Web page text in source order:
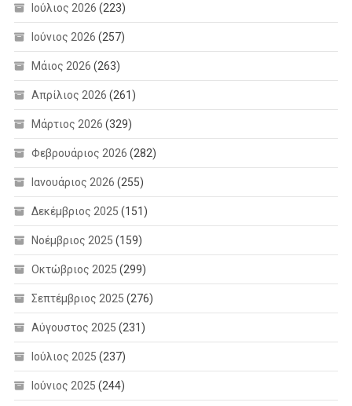
Ιούλιος 2026 (223)
Ιούνιος 2026 (257)
Μάιος 2026 (263)
Απρίλιος 2026 (261)
Μάρτιος 2026 (329)
Φεβρουάριος 2026 (282)
Ιανουάριος 2026 (255)
Δεκέμβριος 2025 (151)
Νοέμβριος 2025 (159)
Οκτώβριος 2025 (299)
Σεπτέμβριος 2025 (276)
Αύγουστος 2025 (231)
Ιούλιος 2025 (237)
Ιούνιος 2025 (244)